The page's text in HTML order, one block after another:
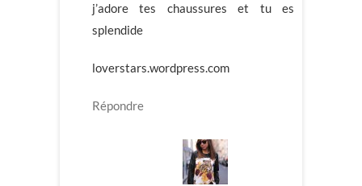
j’adore tes chaussures et tu es
splendide
loverstars.wordpress.com
Répondre